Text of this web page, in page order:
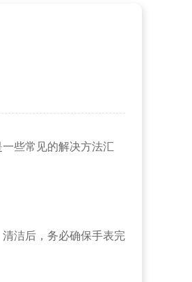
些常见的解决方法汇
洁后，务必确保手表完